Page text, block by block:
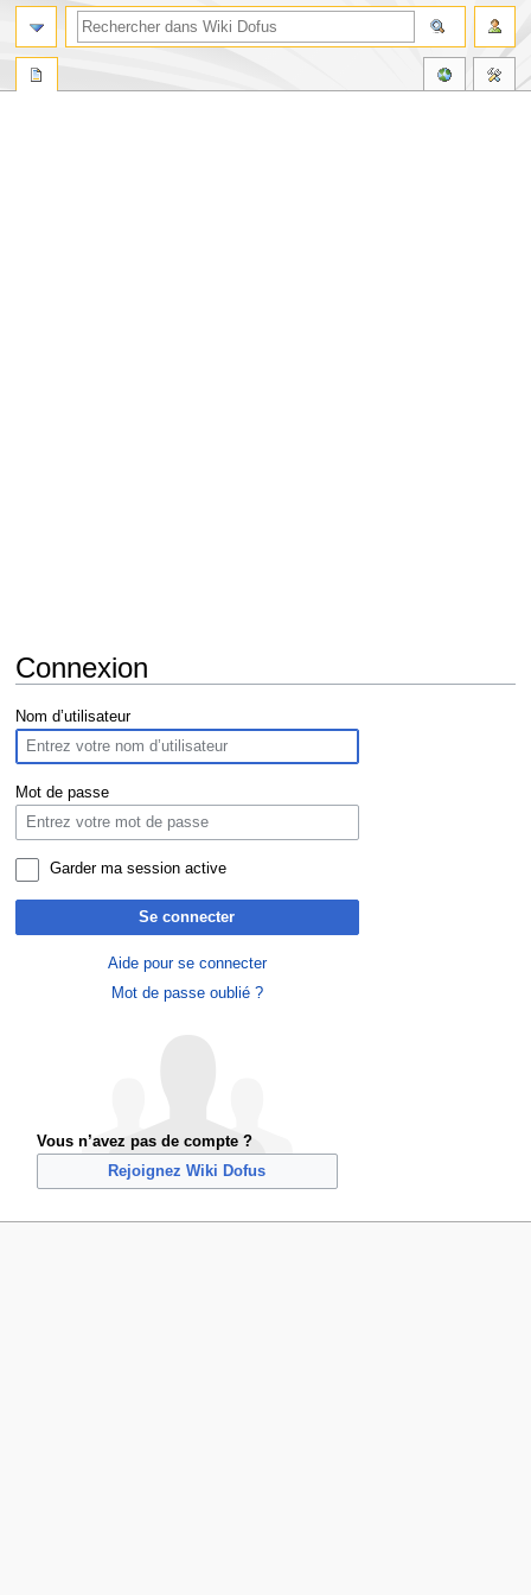
Connexion
Aller
la
navigation
Aller
la
recherche
Nom d’utilisateur
Mot de passe
Garder ma session active
Se connecter
Aide pour se connecter
Mot de passe oublié ?
Vous n’avez pas de compte ?
Rejoignez Wiki Dofus